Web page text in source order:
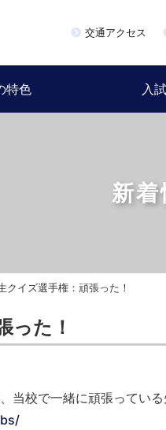
交通アクセス
特色 入
新着
クイズ選手権：頑張った！
った！
当校で一緒に頑張ってい